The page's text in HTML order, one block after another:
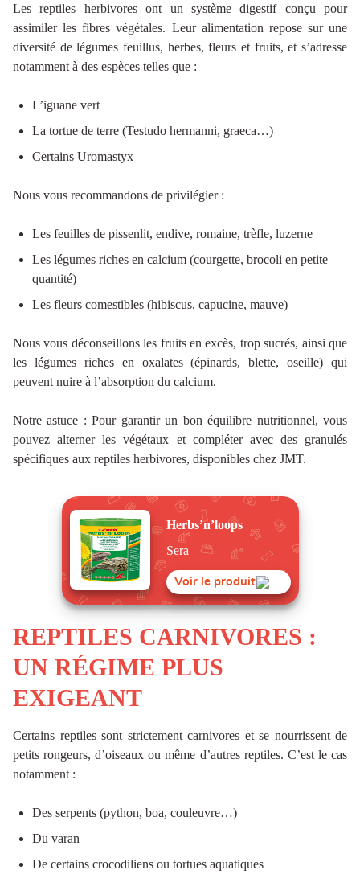
Les reptiles herbivores ont un système digestif conçu pour
assimiler les fibres végétales. Leur alimentation repose sur une
diversité de légumes feuillus, herbes, fleurs et fruits, et s’adresse
notamment à des espèces telles que :
L’iguane vert
La tortue de terre (Testudo hermanni, graeca…)
Certains Uromastyx
Nous vous recommandons de privilégier :
Les feuilles de pissenlit, endive, romaine, trèfle, luzerne
Les légumes riches en calcium (courgette, brocoli en petite
quantité)
Les fleurs comestibles (hibiscus, capucine, mauve)
Nous vous déconseillons les fruits en excès, trop sucrés, ainsi que
les légumes riches en oxalates (épinards, blette, oseille) qui
peuvent nuire à l’absorption du calcium.
Notre astuce : Pour garantir un bon équilibre nutritionnel, vous
pouvez alterner les végétaux et compléter avec des granulés
spécifiques aux reptiles herbivores, disponibles chez JMT.
Herbs’n’loops
Sera
Voir le produit
REPTILES CARNIVORES :
UN RÉGIME PLUS
EXIGEANT
Certains reptiles sont strictement carnivores et se nourrissent de
petits rongeurs, d’oiseaux ou même d’autres reptiles. C’est le cas
notamment :
Des serpents (python, boa, couleuvre…)
Du varan
De certains crocodiliens ou tortues aquatiques